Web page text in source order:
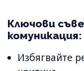
Ключови
комуникация:
Избягвайте